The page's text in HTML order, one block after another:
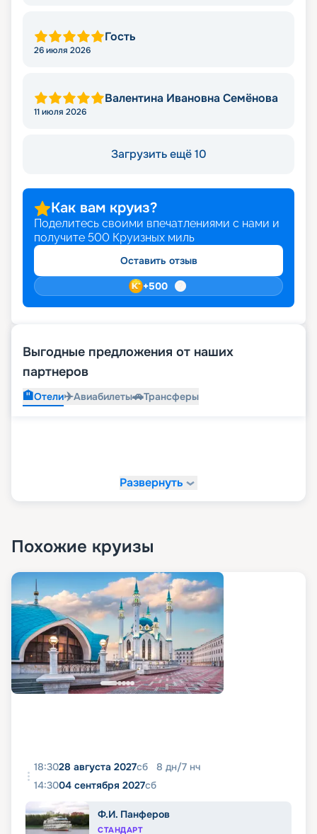
Гость
26 июля 2026
Валентина Ивановна Семёнова
11 июля 2026
Загрузить ещё 10
Как вам круиз?
Поделитесь своими впечатлениями с нами и
получите 500 Круизных миль
Оставить отзыв
+500
Выгодные предложения от наших
партнеров
🏨Отели✈️Авиабилеты🚗Трансферы
Развернуть
Похожие круизы
18:3028 августа 2027сб 8 дн/7 нч
14:3004 сентября 2027сб
Ф.И. Панферов
СТАНДАРТ